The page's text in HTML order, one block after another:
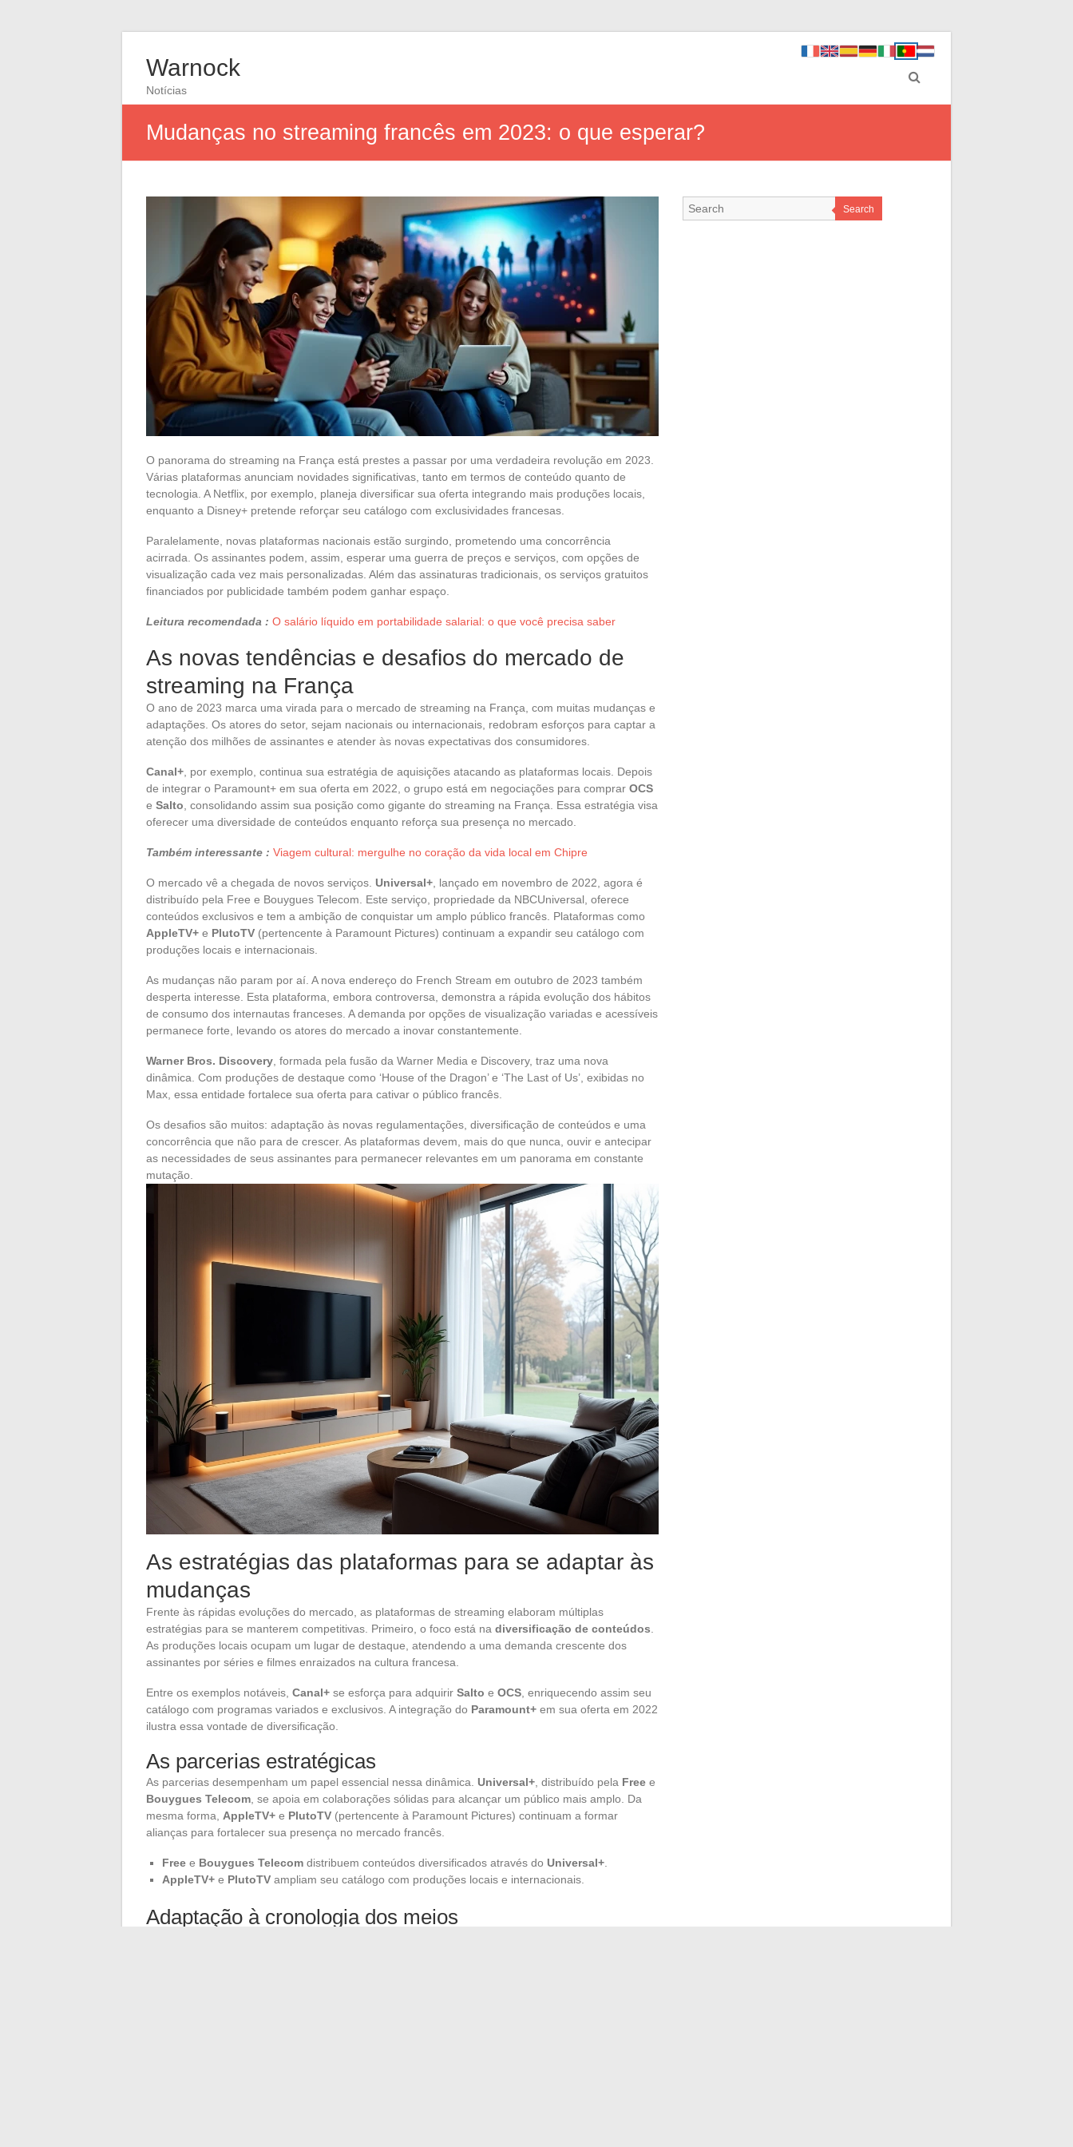
Warnock
Notícias
Mudanças no streaming francês em 2023: o que esperar?
O panorama do streaming na França está prestes a passar por uma verdadeira revolução em 2023.
Várias plataformas anunciam novidades significativas, tanto em termos de conteúdo quanto de
tecnologia. A Netflix, por exemplo, planeja diversificar sua oferta integrando mais produções locais,
enquanto a Disney+ pretende reforçar seu catálogo com exclusividades francesas.
Paralelamente, novas plataformas nacionais estão surgindo, prometendo uma concorrência
acirrada. Os assinantes podem, assim, esperar uma guerra de preços e serviços, com opções de
visualização cada vez mais personalizadas. Além das assinaturas tradicionais, os serviços gratuitos
financiados por publicidade também podem ganhar espaço.
Leitura recomendada : O salário líquido em portabilidade salarial: o que você precisa saber
As novas tendências e desafios do mercado de
streaming na França
O ano de 2023 marca uma virada para o mercado de streaming na França, com muitas mudanças e
adaptações. Os atores do setor, sejam nacionais ou internacionais, redobram esforços para captar a
atenção dos milhões de assinantes e atender às novas expectativas dos consumidores.
Canal+ , por exemplo, continua sua estratégia de aquisições atacando as plataformas locais. Depois
de integrar o Paramount+ em sua oferta em 2022, o grupo está em negociações para comprar OCS
e Salto , consolidando assim sua posição como gigante do streaming na França. Essa estratégia visa
oferecer uma diversidade de conteúdos enquanto reforça sua presença no mercado.
Também interessante : Viagem cultural: mergulhe no coração da vida local em Chipre
O mercado vê a chegada de novos serviços. Universal+ , lançado em novembro de 2022, agora é
distribuído pela Free e Bouygues Telecom. Este serviço, propriedade da NBCUniversal, oferece
conteúdos exclusivos e tem a ambição de conquistar um amplo público francês. Plataformas como
AppleTV+ e PlutoTV (pertencente à Paramount Pictures) continuam a expandir seu catálogo com
produções locais e internacionais.
As mudanças não param por aí. A nova endereço do French Stream em outubro de 2023 também
desperta interesse. Esta plataforma, embora controversa, demonstra a rápida evolução dos hábitos
de consumo dos internautas franceses. A demanda por opções de visualização variadas e acessíveis
permanece forte, levando os atores do mercado a inovar constantemente.
Warner Bros. Discovery , formada pela fusão da Warner Media e Discovery, traz uma nova
dinâmica. Com produções de destaque como ‘House of the Dragon’ e ‘The Last of Us’, exibidas no
Max, essa entidade fortalece sua oferta para cativar o público francês.
Os desafios são muitos: adaptação às novas regulamentações, diversificação de conteúdos e uma
concorrência que não para de crescer. As plataformas devem, mais do que nunca, ouvir e antecipar
as necessidades de seus assinantes para permanecer relevantes em um panorama em constante
mutação.
As estratégias das plataformas para se adaptar às
mudanças
Frente às rápidas evoluções do mercado, as plataformas de streaming elaboram múltiplas
estratégias para se manterem competitivas. Primeiro, o foco está na diversificação de conteúdos
As produções locais ocupam um lugar de destaque, atendendo a uma demanda crescente dos
assinantes por séries e filmes enraizados na cultura francesa.
Entre os exemplos notáveis, Canal+ se esforça para adquirir Salto e OCS , enriquecendo assim seu
catálogo com programas variados e exclusivos. A integração do Paramount+ em sua oferta em 2022
ilustra essa vontade de diversificação.
As parcerias estratégicas
As parcerias desempenham um papel essencial nessa dinâmica. Universal+ , distribuído pela Free e
Bouygues Telecom , se apoia em colaborações sólidas para alcançar um público mais amplo. Da
mesma forma, AppleTV+ e PlutoTV (pertencente à Paramount Pictures) continuam a formar
alianças para fortalecer sua presença no mercado francês.
Free e Bouygues Telecom distribuem conteúdos diversificados através do Universal+
AppleTV+ e PlutoTV ampliam seu catálogo com produções locais e internacionais.
Adaptação à cronologia dos meios
Search